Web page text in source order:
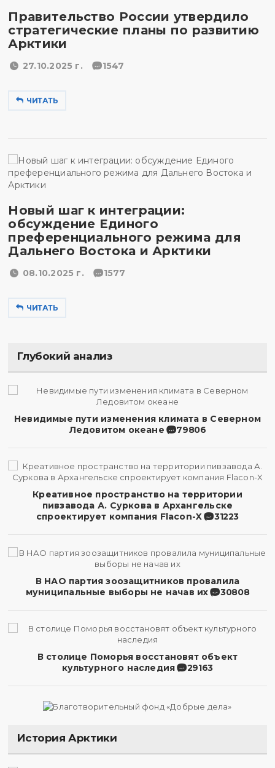
Правительство России утвердило
стратегические планы по развитию
Арктики
27.10.2025 г. 1547
ЧИТАТЬ
Новый шаг к интеграции:
обсуждение Единого
преференциального режима для
Дальнего Востока и Арктики
08.10.2025 г. 1577
ЧИТАТЬ
Глубокий анализ
Невидимые пути изменения климата в Северном
Ледовитом океане
79806
Креативное пространство на территории
пивзавода А. Суркова в Архангельске
спроектирует компания Flacon-X
31223
В НАО партия зоозащитников провалила
муниципальные выборы не начав их
30808
В столице Поморья восстановят объект
культурного наследия
29163
История Арктики